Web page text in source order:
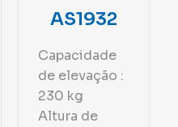
AS1932
Capacidade
de elevação :
230 kg
Altura de